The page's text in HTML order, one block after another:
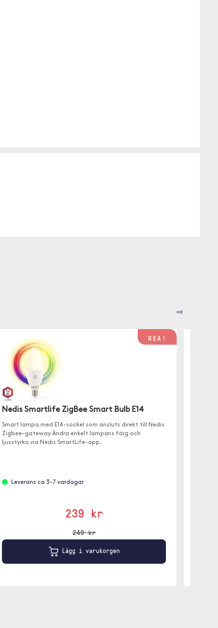
⇨
REA!
Nedis Smartlife ZigBee Smart Bulb E14
Smart lampa med E14-sockel som ansluts direkt till Nedis
Zigbee-gateway. Ändra enkelt lampans färg och
ljusstyrka via Nedis SmartLife-app.
Leverans ca 3-7 vardagar
239 kr
249 kr
Lägg i varukorgen